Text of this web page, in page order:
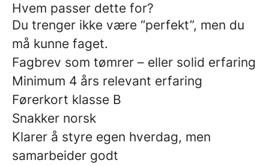
Hvem passer dette for?
Du trenger ikke være “perfekt”, men du
må kunne faget.
Fagbrev som tømrer – eller solid erfaring
Minimum 4 års relevant erfaring
Førerkort klasse B
Snakker norsk
Klarer å styre egen hverdag, men
samarbeider godt